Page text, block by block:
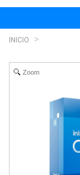
INICIO
Zoom